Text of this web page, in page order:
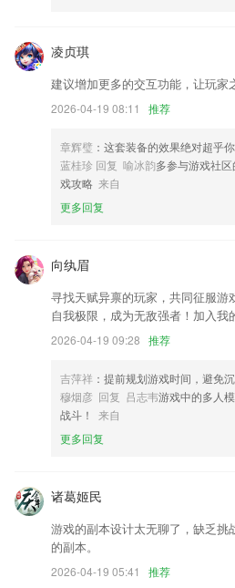
pubg官网下载最新版本更新了
丰富产品功能，优化用户体验。
升级高清数据
来墨迹，查看地震地图，科普预警常识
数据接口加入缓存机制
服务器升级，体验更顺畅
以上就是pubg官网下载最新版本的介绍
到应用商店进行打分评论，说出您的使用
进行优化修改。
凌贞琪
建议增加更多的交互功能，让玩家
2026-04-19 08:11 推荐
章辉璧 ：这套装备的效果绝对超乎
蓝桂珍 回复 喻冰韵多参与游戏社
戏攻略 来自
更多回复
向纨眉
寻找天赋异禀的玩家，共同征服游
自我极限，成为无敌强者！加入我
2026-04-19 09:28 推荐
吉萍祥 ：提前规划游戏时间，避免
穆烟彦 回复 吕志韦游戏中的多人
战斗！
来自
更多回复
诸葛姬民
游戏的副本设计太无聊了，缺乏挑
的副本。
2026-04-19 05:41 推荐